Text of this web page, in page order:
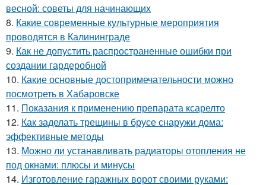
весной: советы для начинающих
8. Какие современные культурные мероприятия
проводятся в Калининграде
9. Как не допустить распространенные ошибки при
создании гардеробной
10. Какие основные достопримечательности можно
посмотреть в Хабаровске
11. Показания к применению препарата ксарелто
12. Как заделать трещины в брусе снаружи дома:
эффективные методы
13. Можно ли устанавливать радиаторы отопления не
под окнами: плюсы и минусы
14. Изготовление гаражных ворот своими руками: